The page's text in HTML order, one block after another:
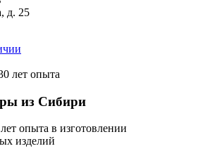
д. 25
из Сибири
опыта в изготовлении
изделий